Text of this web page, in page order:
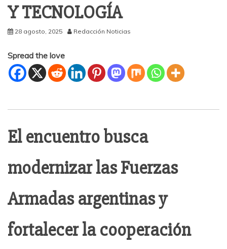
Y TECNOLOGÍA
28 agosto, 2025 Redacción Noticias
Spread the love
El encuentro busca
modernizar las Fuerzas
Armadas argentinas y
fortalecer la cooperación